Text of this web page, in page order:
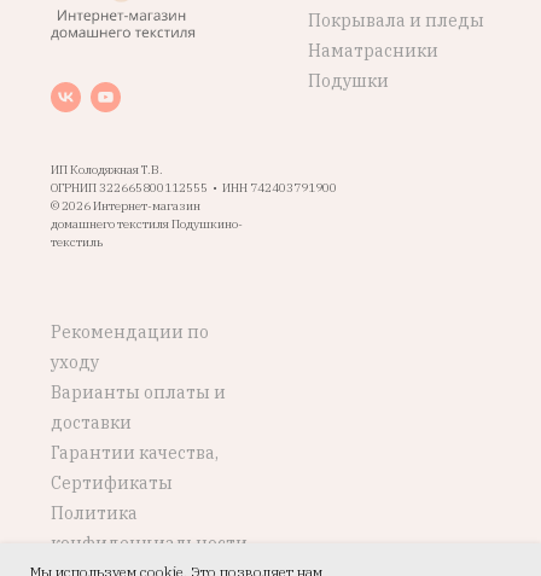
ИП Колодяжная Т.В.
ОГРНИП 322665800112555 • ИНН 742403791900
© 2026 Интернет-магазин
домашнего текстиля Подушкино-
текстиль
Покрывала и пледы
Наматрасники
Подушки
Рекомендации по
уходу
Варианты оплаты и
доставки
Гарантии качества,
Сертификаты
Политика
конфиденциальности
Мы используем cookie. Это позволяет нам